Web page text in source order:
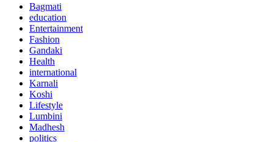
Bagmati
education
Entertainment
Fashion
Gandaki
Health
international
Karnali
Koshi
Lifestyle
Lumbini
Madhesh
politics